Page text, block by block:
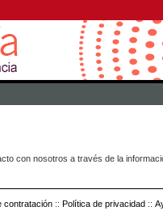
con nosotros a través de la
contratación :: Política de privacidad ::